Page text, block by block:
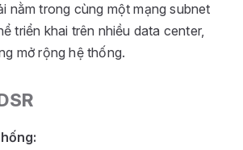
nằm trong cùng một mạng subnet
triển khai trên nhiều data center,
mở rộng hệ thống.